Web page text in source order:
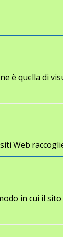
è quella di
Web
in cui il